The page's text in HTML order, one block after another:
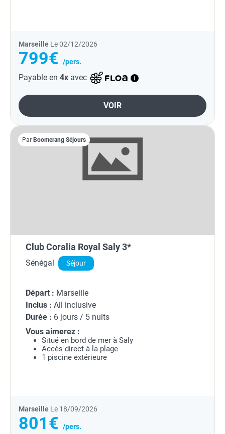
Marseille Le 02/12/2026
799€ /pers.
Payable en 4x avec
VOIR
Par Boomerang Séjours
Club Coralia Royal Saly 3*
Sénégal Séjour
Départ : Marseille
Inclus : All inclusive
Durée : 6 jours / 5 nuits
Vous aimerez :
Situé en bord de mer à Saly
Accès direct à la plage
1 piscine extérieure
Marseille Le 18/09/2026
801€ /pers.